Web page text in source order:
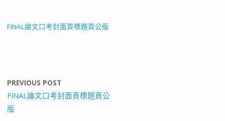
FINAL論文口考封面頁標題頁公版
PREVIOUS POST
FINAL論文口考封面頁標題頁公
版